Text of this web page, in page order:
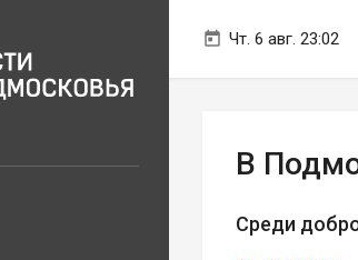
Чт. 6 авг. 23:02
В
Среди